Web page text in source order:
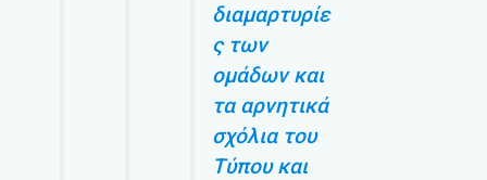
διαμαρτυρίε
ς των
ομάδων και
τα αρνητικά
σχόλια του
Τύπου και